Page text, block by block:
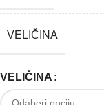
VELIČINA
VELIČINA